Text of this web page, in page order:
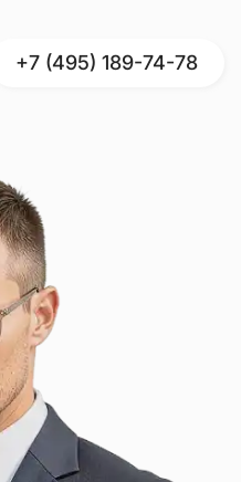
+7 (495) 189-74-78